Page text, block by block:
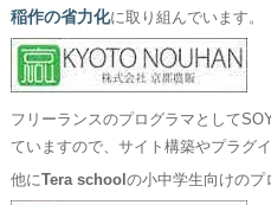
稲作の省力化に取り組んでいます。
フリーランスのプログラマとして
ていますので、サイト構築やプラグ
他にTera school の小中学生向けのプ